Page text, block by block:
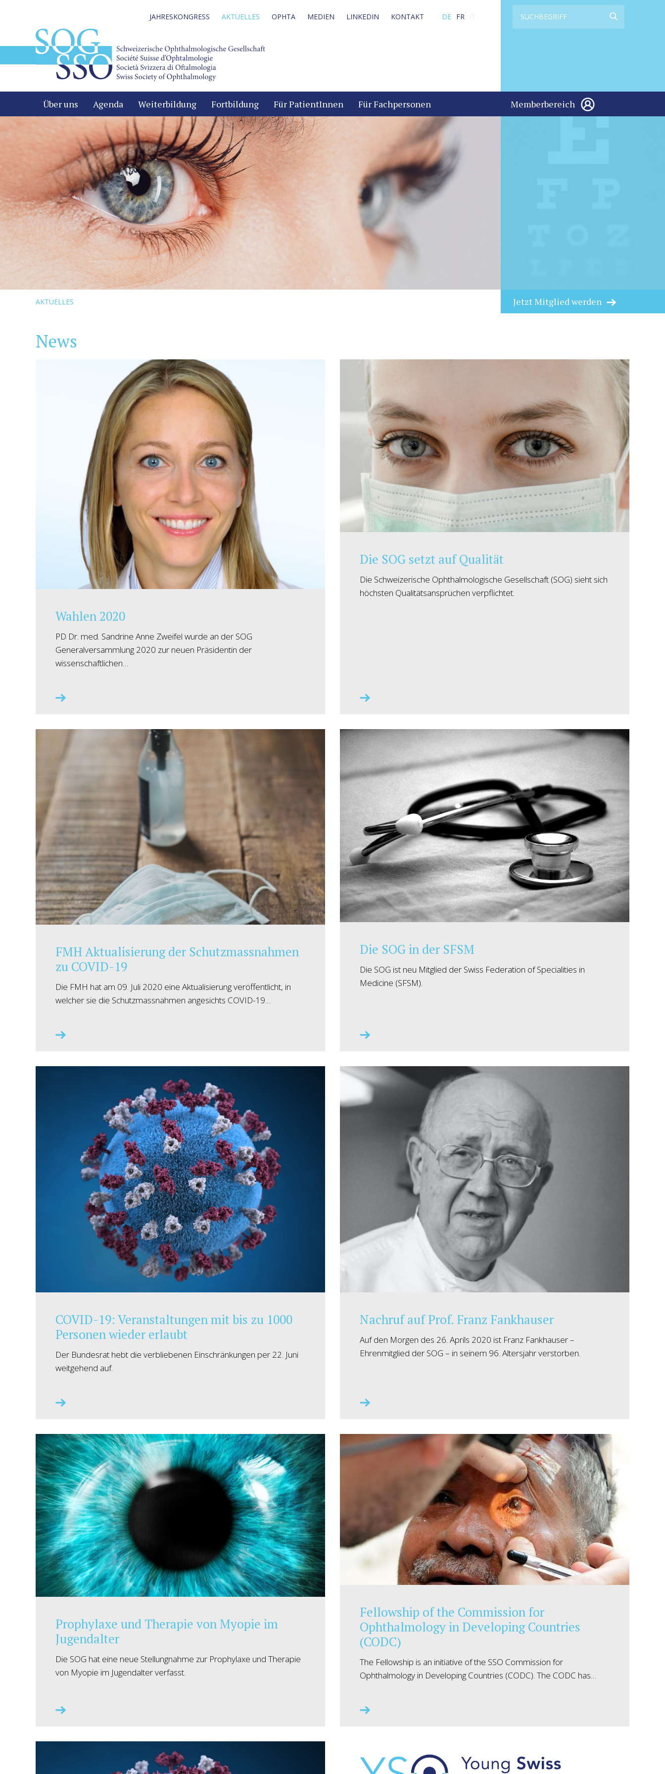
JAHRESKONGRESS AKTUELLES OPHTA MEDIEN LINKEDIN KONTAKT DE FR
Über uns Agenda Weiterbildung Fortbildung Für PatientInnen Für Fachpersonen Memberbereich
AKTUELLES Jetzt Mitglied werden
News
Wahlen 2020
PD Dr. med. Sandrine Anne Zweifel wurde an der SOG
Generalversammlung 2020 zur neuen Präsidentin der
wissenschaftlichen…
Die SOG setzt auf Qualität
Die Schweizerische Ophthalmologische Gesellschaft (SOG) sieht sich
höchsten Qualitätsansprüchen verpflichtet.
FMH Aktualisierung der Schutzmassnahmen
zu COVID-19
Die FMH hat am 09. Juli 2020 eine Aktualisierung veröffentlicht, in
welcher sie die Schutzmassnahmen angesichts COVID-19…
Die SOG in der SFSM
Die SOG ist neu Mitglied der Swiss Federation of Specialities in
Medicine (SFSM).
COVID-19: Veranstaltungen mit bis zu 1000
Personen wieder erlaubt
Der Bundesrat hebt die verbliebenen Einschränkungen per 22. Juni
weitgehend auf.
Nachruf auf Prof. Franz Fankhauser
Auf den Morgen des 26. Aprils 2020 ist Franz Fankhauser –
Ehrenmitglied der SOG – in seinem 96. Altersjahr verstorben.
Prophylaxe und Therapie von Myopie im
Jugendalter
Die SOG hat eine neue Stellungnahme zur Prophylaxe und Therapie
von Myopie im Jugendalter verfasst.
Fellowship of the Commission for
Ophthalmology in Developing Countries
(CODC)
The Fellowship is an initiative of the SSO Commission for
Ophthalmology in Developing Countries (CODC). The CODC has…